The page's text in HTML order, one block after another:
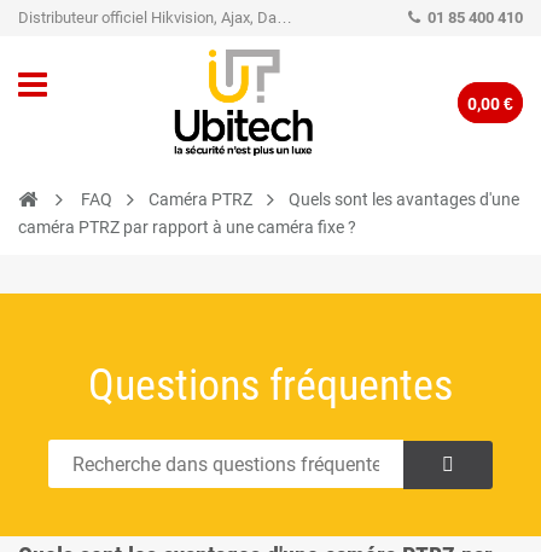
Distributeur officiel Hikvision, Ajax, Dahua, TP-Link - Caméra de vidéo surveillance - Alarme 01 85 400 410
0,00 €
FAQ Caméra PTRZ
Quels sont les avantages d'une
caméra PTRZ par rapport à une caméra fixe ?
Questions fréquentes